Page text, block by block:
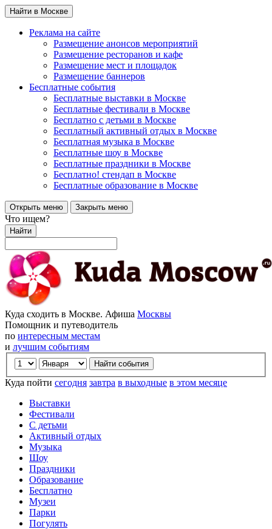
Найти в Москве
Реклама на сайте
Размещение анонсов мероприятий
Размещение ресторанов и кафе
Размещение мест и площадок
Размещение баннеров
Бесплатные события
Бесплатные выставки в Москве
Бесплатные фестивали в Москве
Бесплатно с детьми в Москве
Бесплатный активный отдых в Москве
Бесплатная музыка в Москве
Бесплатные шоу в Москве
Бесплатные праздники в Москве
Бесплатно! стендап в Москве
Бесплатные образование в Москве
Открыть меню Закрыть меню
Что ищем?
Найти
Куда сходить в Москве. Афиша Москвы
Помощник и путеводитель
по интересным местам
и лучшим событиям
Куда пойти сегодня завтра в выходные в этом месяце
Выставки
Фестивали
С детьми
Активный отдых
Музыка
Шоу
Праздники
Образование
Бесплатно
Музеи
Парки
Погулять